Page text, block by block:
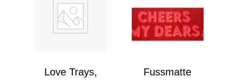
Love Trays,
Fussmatte